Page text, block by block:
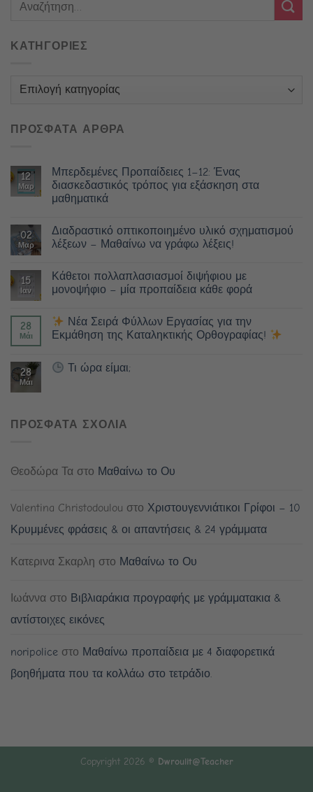
ΚΑΤΗΓΟΡΙΕΣ
Κατηγορίες
ΠΡΟΣΦΑΤΑ ΑΡΘΡΑ
12
Μαρ
Μπερδεμένες Προπαίδειες 1–12: Ένας
διασκεδαστικός τρόπος για εξάσκηση στα
μαθηματικά
02
Μαρ
Διαδραστικό οπτικοποιημένο υλικό σχηματισμού
λέξεων – Μαθαίνω να γράφω λέξεις!
15
Ιαν
Κάθετοι πολλαπλασιασμοί διψήφιου με
μονοψήφιο – μία προπαίδεια κάθε φορά
28
Μάι
Νέα Σειρά Φύλλων Εργασίας για την
Εκμάθηση της Καταληκτικής Ορθογραφίας!
28
Μάι
Τι ώρα είμαι;
ΠΡΟΣΦΑΤΑ ΣΧΟΛΙΑ
Θεοδώρα Τα στο Μαθαίνω το Ου
Valentina Christodoulou στο Χριστουγεννιάτικοι Γρίφοι – 10
Κρυμμένες φράσεις & οι απαντήσεις & 24 γράμματα
Κατερινα Σκαρλη στο Μαθαίνω το Ου
Ιωάννα στο Βιβλιαράκια προγραφής με γράμματακια &
αντίστοιχες εικόνες
noripolice στο Μαθαίνω προπαίδεια με 4 διαφορετικά
βοηθήματα που τα κολλάω στο τετράδιο.
Copyright 2026 © Dwroulit@Teacher